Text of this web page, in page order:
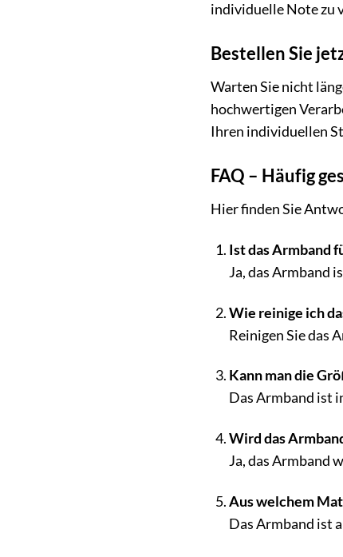
individuelle Note zu
Bestellen Sie
Warten Sie nicht
hochwertigen
Ihren individuellen
FAQ – Häufig
Hier finden Sie
Ist das Armband
Ja, das Armband
Wie reinige ich
Reinigen Sie das
Kann man die
Das Armband ist
Wird das
Ja, das Armband
Aus welchem
Das Armband ist